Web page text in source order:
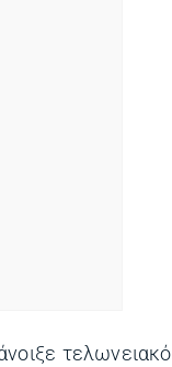
τελωνειακό